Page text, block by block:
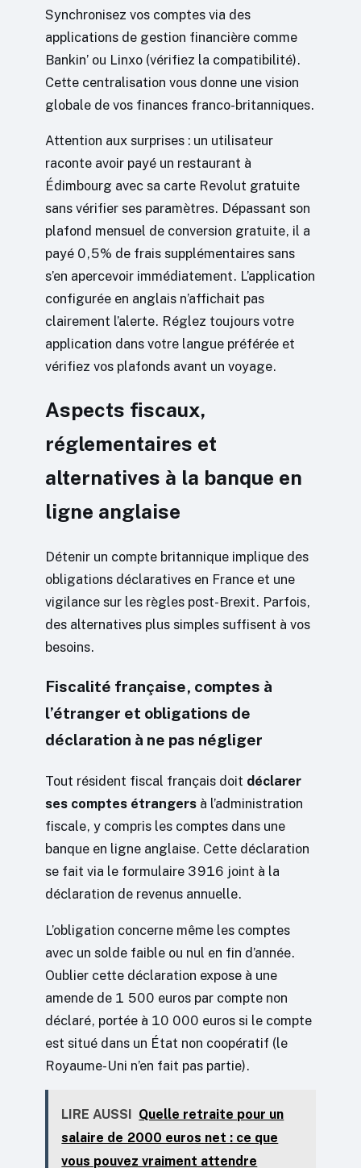
Synchronisez vos comptes via des
applications de gestion financière comme
Bankin’ ou Linxo (vérifiez la compatibilité).
Cette centralisation vous donne une vision
globale de vos finances franco-britanniques.
Attention aux surprises : un utilisateur
raconte avoir payé un restaurant à
Édimbourg avec sa carte Revolut gratuite
sans vérifier ses paramètres. Dépassant son
plafond mensuel de conversion gratuite, il a
payé 0,5% de frais supplémentaires sans
s’en apercevoir immédiatement. L’application
configurée en anglais n’affichait pas
clairement l’alerte. Réglez toujours votre
application dans votre langue préférée et
vérifiez vos plafonds avant un voyage.
Aspects fiscaux,
réglementaires et
alternatives à la banque en
ligne anglaise
Détenir un compte britannique implique des
obligations déclaratives en France et une
vigilance sur les règles post-Brexit. Parfois,
des alternatives plus simples suffisent à vos
besoins.
Fiscalité française, comptes à
l’étranger et obligations de
déclaration à ne pas négliger
Tout résident fiscal français doit déclarer
ses comptes étrangers à l’administration
fiscale, y compris les comptes dans une
banque en ligne anglaise. Cette déclaration
se fait via le formulaire 3916 joint à la
déclaration de revenus annuelle.
L’obligation concerne même les comptes
avec un solde faible ou nul en fin d’année.
Oublier cette déclaration expose à une
amende de 1 500 euros par compte non
déclaré, portée à 10 000 euros si le compte
est situé dans un État non coopératif (le
Royaume-Uni n’en fait pas partie).
LIRE AUSSI
Quelle retraite pour un
salaire de 2000 euros net : ce que
vous pouvez vraiment attendre